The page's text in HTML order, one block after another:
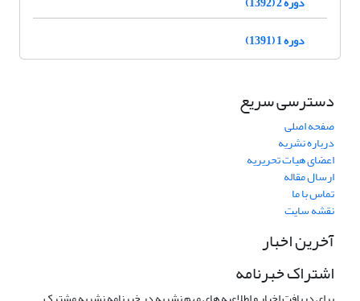
دوره 1 (1391)
دسترسی سریع
صفحه اصلی
درباره نشریه
اعضای هیات تحریریه
ارسال مقاله
تماس با ما
نقشه سایت
آخرین اخبار
اشتراک خبرنامه